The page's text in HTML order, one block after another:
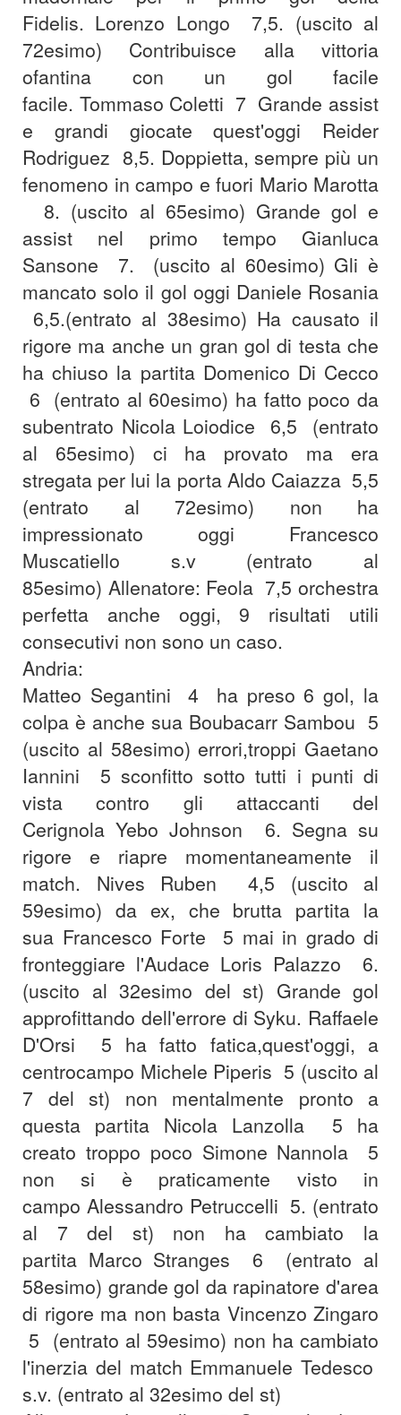
Fidelis. Lorenzo Longo 7,5. (uscito al
72esimo) Contribuisce alla vittoria
ofantina con un gol facile
facile. Tommaso Coletti 7 Grande assist
e grandi giocate quest'oggi Reider
Rodriguez 8,5. Doppietta, sempre più un
fenomeno in campo e fuori Mario Marotta
8. (uscito al 65esimo) Grande gol e
assist nel primo tempo Gianluca
Sansone 7. (uscito al 60esimo) Gli è
mancato solo il gol oggi Daniele Rosania
6,5.(entrato al 38esimo) Ha causato il
rigore ma anche un gran gol di testa che
ha chiuso la partitaDomenico Di Cecco
6 (entrato al 60esimo) ha fatto poco da
subentrato Nicola Loiodice 6,5 (entrato
al 65esimo) ci ha provato ma era
stregata per lui la portaAldo Caiazza 5,5
(entrato al 72esimo) non ha
impressionato oggi Francesco
Muscatiello s.v (entrato al
85esimo) Allenatore: Feola 7,5 orchestra
perfetta anche oggi, 9 risultati utili
consecutivi non sono un caso.
Andria:
Matteo Segantini 4 ha preso 6 gol, la
colpa è anche sua Boubacarr Sambou 5
(uscito al 58esimo) errori,troppi Gaetano
Iannini 5 sconfitto sotto tutti i punti di
vista contro gli attaccanti del
Cerignola Yebo Johnson 6. Segna su
rigore e riapre momentaneamente il
match. Nives Ruben 4,5 (uscito al
59esimo) da ex, che brutta partita la
sua Francesco Forte 5 mai in grado di
fronteggiare l'Audace Loris Palazzo 6.
(uscito al 32esimo del st) Grande gol
approfittando dell'errore di Syku. Raffaele
D'Orsi 5 ha fatto fatica,quest'oggi, a
centrocampo Michele Piperis 5 (uscito al
7 del st) non mentalmente pronto a
questa partitaNicola Lanzolla 5 ha
creato troppo poco Simone Nannola 5
non si è praticamente visto in
campo Alessandro Petruccelli 5. (entrato
al 7 del st) non ha cambiato la
partita Marco Stranges 6 (entrato al
58esimo) grande gol da rapinatore d'area
di rigore ma non basta Vincenzo Zingaro
5 (entrato al 59esimo) non ha cambiato
l'inerzia del match Emmanuele Tedesco
s.v. (entrato al 32esimo del st)